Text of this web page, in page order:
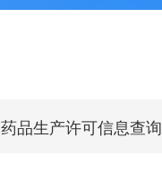
药品生产许可信息查询